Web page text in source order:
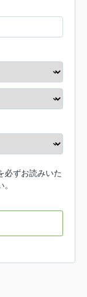
必ずお読みいた